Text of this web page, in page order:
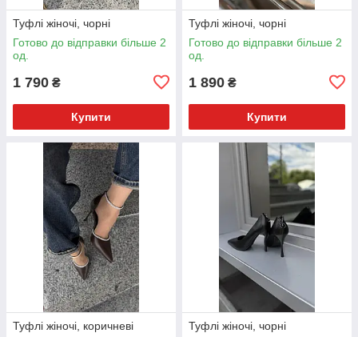
Туфлі жіночі, чорні
Готово до відправки більше 2
од.
1 790 ₴
Купити
Туфлі жіночі, чорні
Готово до відправки більше 2
од.
1 890 ₴
Купити
Туфлі жіночі, коричневі
Туфлі жіночі, чорні